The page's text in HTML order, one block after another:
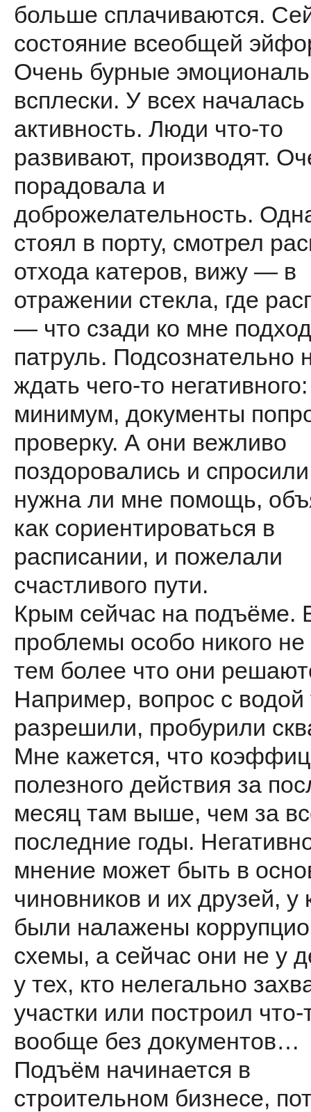
больше сплачиваются.
состояние всеобщей
Очень бурные
всплески. У всех началась
активность. Люди что-то
развивают, производят.
порадовала и
доброжелательность.
стоял в порту, смотрел
отхода катеров, вижу — в
отражении стекла, где
— что сзади ко мне
патруль. Подсознательно
ждать чего-то
минимум, документы
проверку. А они вежливо
поздоровались и
нужна ли мне помощь,
как сориентироваться в
расписании, и пожелали
счастливого пути.
Крым сейчас на подъёме.
проблемы особо никого
тем более что они
Например, вопрос с водой
разрешили, пробурили
Мне кажется, что
полезного действия за
месяц там выше, чем за
последние годы.
мнение может быть в
чиновников и их друзей, у
были налажены
схемы, а сейчас они не у
у тех, кто нелегально
участки или построил что-
вообще без документов…
Подъём начинается в
строительном бизнесе,